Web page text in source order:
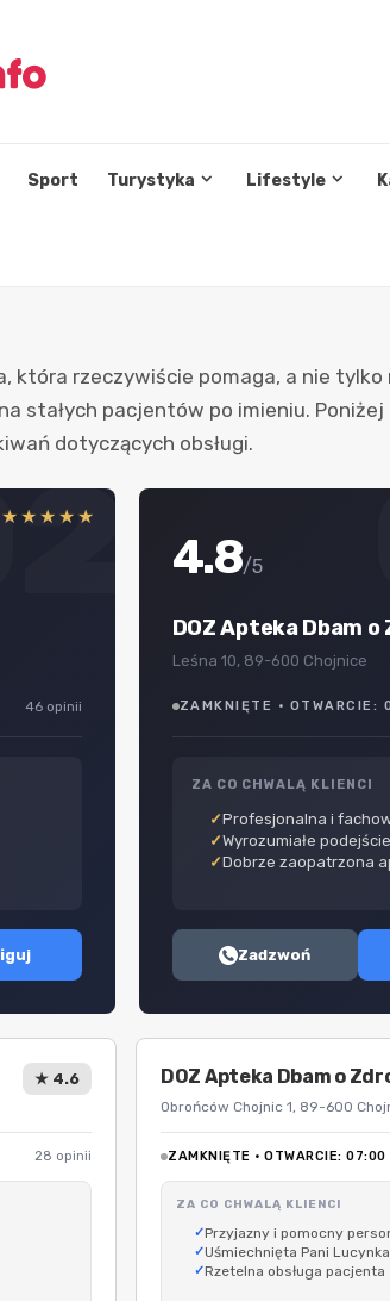
Sport Turystyka Lifestyle
która rzeczywiście pomaga, a nie tylko
stałych pacjentów po imieniu.
dotyczących obsługi.
★★★★★
46 opinii
4.8/5
DOZ Apteka Dbam
Leśna 10, 89-600 Chojnice
ZAMKNIĘTE · OTWARCIE:
ZA CO CHWALĄ KLIENCI
Profesjonalna i
Wyrozumiałe
Dobrze zaopatrzona
Zadzwoń
★ 4.6
28 opinii
DOZ Apteka Dbam o
Obrońców Chojnic 1, 89-600
ZAMKNIĘTE · OTWARCIE: 07:00
ZA CO CHWALĄ KLIENCI
Przyjazny i pomocny
Uśmiechnięta Pani Lucynka
Rzetelna obsługa pacjenta